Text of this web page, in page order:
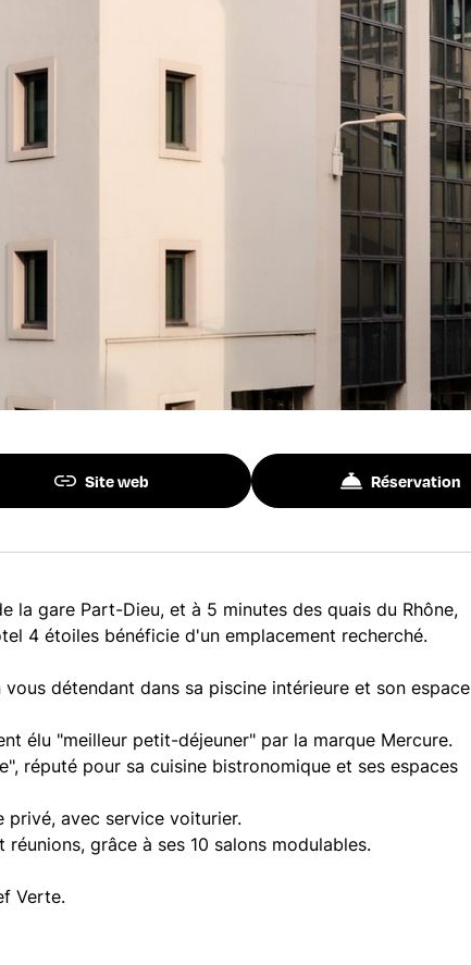
Site web Réservation
la gare Part-Dieu, et à 5 minutes des quais du Rhône,
4 étoiles bénéficie d'un emplacement recherché.
détendant dans sa piscine intérieure et son espace
élu "meilleur petit-déjeuner" par la marque Mercure.
réputé pour sa cuisine bistronomique et ses espaces
privé, avec service voiturier.
grâce à ses 10 salons modulables.
Verte.